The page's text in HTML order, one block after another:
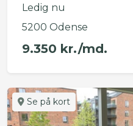
Ledig nu
5200 Odense
9.350 kr./md.
Se på kort